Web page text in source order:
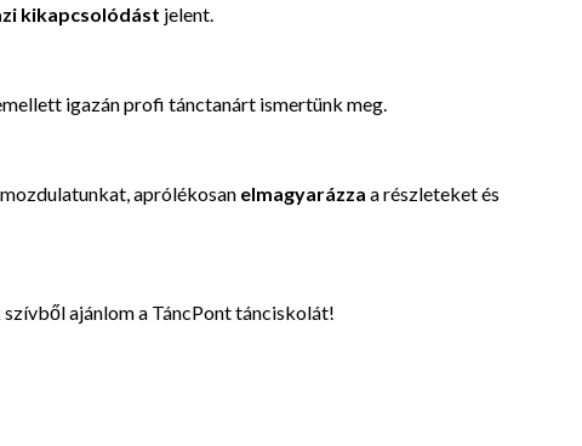
kikapcsolódást jelent.
igazán profi tánctanárt ismertünk meg.
aprólékosan elmagyarázza a részleteket és
ajánlom a TáncPont tánciskolát!